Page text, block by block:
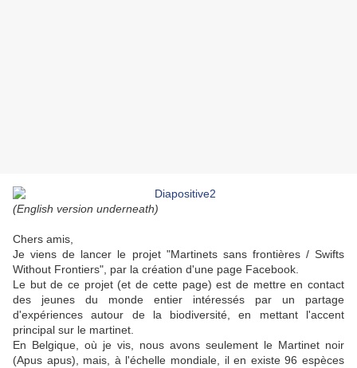
(English version underneath)
Chers amis,
Je viens de lancer le projet "Martinets sans frontières / Swifts
Without Frontiers", par la création d'une page Facebook.
Le but de ce projet (et de cette page) est de mettre en contact
des jeunes du monde entier intéressés par un partage
d'expériences autour de la biodiversité, en mettant l'accent
principal sur le martinet.
En Belgique, où je vis, nous avons seulement le Martinet noir
(Apus apus), mais, à l'échelle mondiale, il en existe 96 espèces